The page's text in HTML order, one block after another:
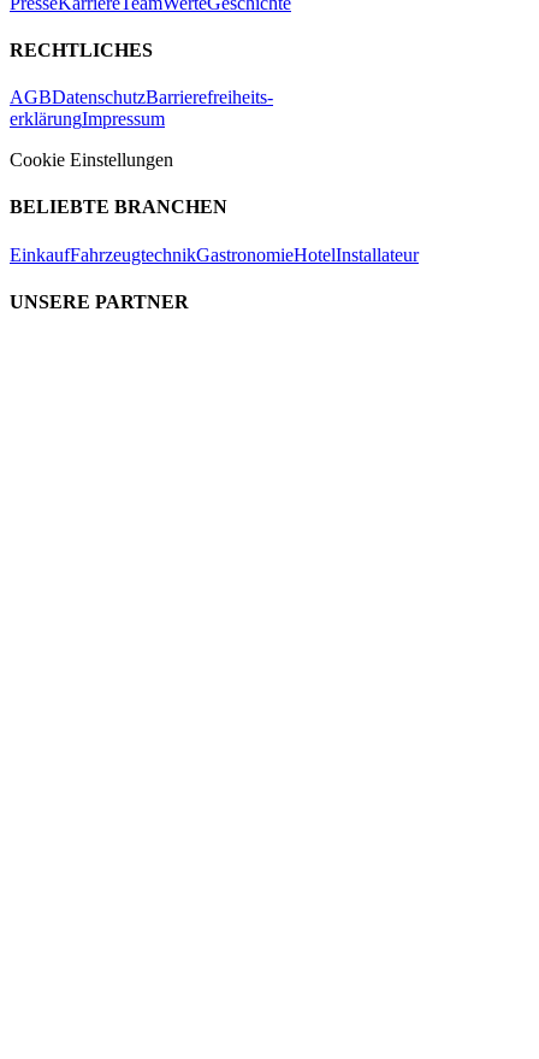
RECHTLICHES
AGBDatenschutzBarrierefreiheits-
erklärungImpressum
Cookie Einstellungen
BELIEBTE BRANCHEN
EinkaufFahrzeugtechnikGastronomieHotelInstallateur
UNSERE PARTNER